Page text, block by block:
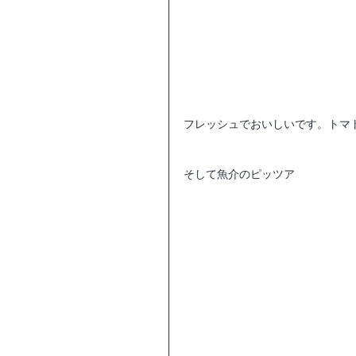
フレッシュでおいしいです。トマ
そして魚介のピッツア